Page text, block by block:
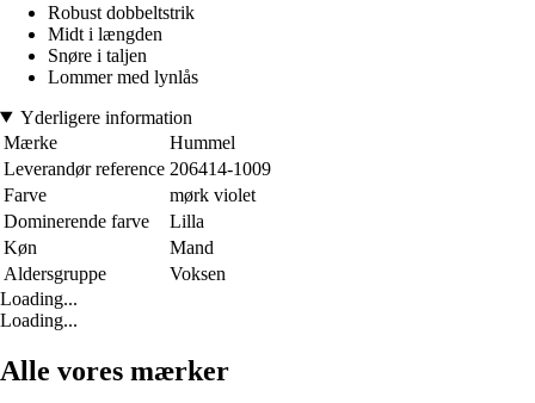
Robust dobbeltstrik
Midt i længden
Snøre i taljen
Lommer med lynlås
Yderligere information
Mærke
Hummel
Leverandør reference 206414-1009
Farve
mørk violet
Dominerende farve
Lilla
Køn
Mand
Aldersgruppe
Voksen
Loading...
Loading...
Alle vores mærker